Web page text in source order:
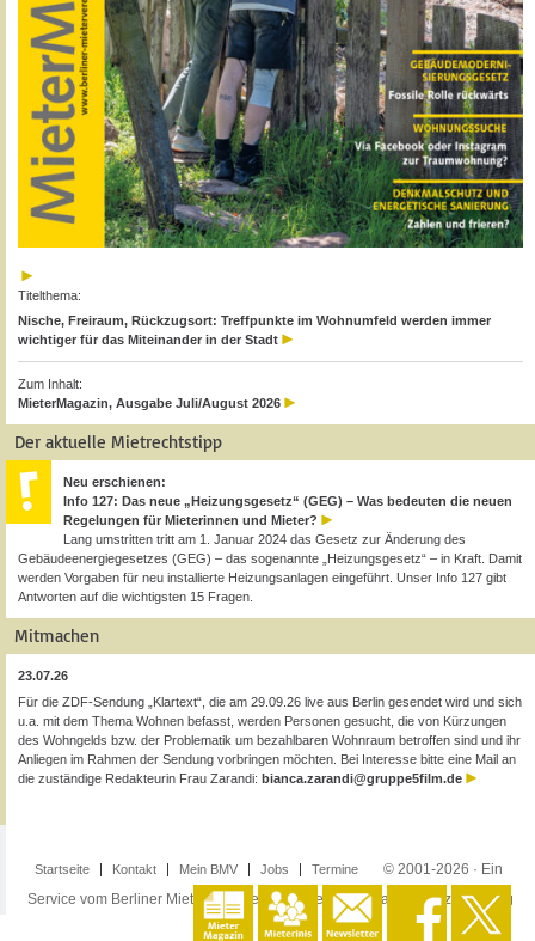
Titelthema:
Nische, Freiraum, Rückzugsort: Treffpunkte im Wohnumfeld werden immer
wichtiger für das Miteinander in der Stadt
Zum Inhalt:
MieterMagazin, Ausgabe Juli/August 2026
Der aktuelle Mietrechtstipp
Neu erschienen:
Info 127: Das neue „Heizungsgesetz“ (GEG) – Was bedeuten die neuen
Regelungen für Mieterinnen und Mieter?
Lang umstritten tritt am 1. Januar 2024 das Gesetz zur Änderung des
Gebäudeenergiegesetzes (GEG) – das sogenannte „Heizungsgesetz“ – in Kraft. Damit
werden Vorgaben für neu installierte Heizungsanlagen eingeführt. Unser Info 127 gibt
Antworten auf die wichtigsten 15 Fragen.
Mitmachen
23.07.26
Für die ZDF-Sendung „Klartext“, die am 29.09.26 live aus Berlin gesendet wird und sich
u.a. mit dem Thema Wohnen befasst, werden Personen gesucht, die von Kürzungen
des Wohngelds bzw. der Problematik um bezahlbaren Wohnraum betroffen sind und ihr
Anliegen im Rahmen der Sendung vorbringen möchten. Bei Interesse bitte eine Mail an
die zuständige Redakteurin Frau Zarandi: bianca.zarandi@gruppe5film.de
Startseite Kontakt Mein BMV Jobs Termine
© 2001-2026 · Ein
Service vom Berliner Mieterverein e.V. ·Impressum·Datenschutzerklärung